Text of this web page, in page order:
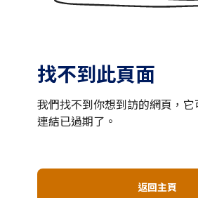
找不到此頁面
我們找不到你想到訪的網頁，
連結已過期了。
返回主頁